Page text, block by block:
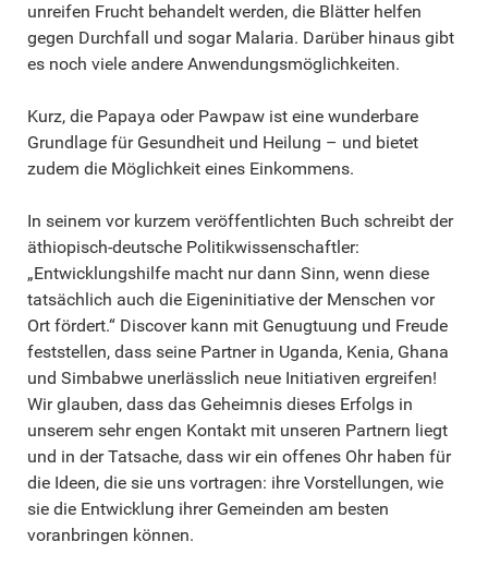
unreifen Frucht behandelt werden, die Blätter helfen
gegen Durchfall und sogar Malaria. Darüber hinaus gibt
es noch viele andere Anwendungsmöglichkeiten.
Kurz, die Papaya oder Pawpaw ist eine wunderbare
Grundlage für Gesundheit und Heilung – und bietet
zudem die Möglichkeit eines Einkommens.
In seinem vor kurzem veröffentlichten Buch schreibt der
äthiopisch-deutsche Politikwissenschaftler:
„Entwicklungshilfe macht nur dann Sinn, wenn diese
tatsächlich auch die Eigeninitiative der Menschen vor
Ort fördert.“ Discover kann mit Genugtuung und Freude
feststellen, dass seine Partner in Uganda, Kenia, Ghana
und Simbabwe unerlässlich neue Initiativen ergreifen!
Wir glauben, dass das Geheimnis dieses Erfolgs in
unserem sehr engen Kontakt mit unseren Partnern liegt
und in der Tatsache, dass wir ein offenes Ohr haben für
die Ideen, die sie uns vortragen: ihre Vorstellungen, wie
sie die Entwicklung ihrer Gemeinden am besten
voranbringen können.